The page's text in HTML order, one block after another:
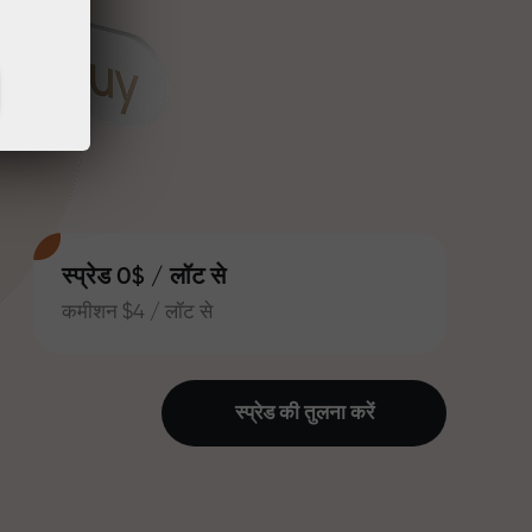
स्प्रेड 0$ / लॉट से
कमीशन $4 / लॉट से
स्प्रेड की तुलना करें